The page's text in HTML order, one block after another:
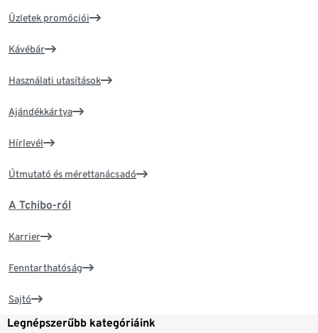
Üzletek promóciói
Kávébár
Használati utasítások
Ajándékkártya
Hírlevél
Útmutató és mérettanácsadó
A Tchibo-ról
Karrier
Fenntarthatóság
Sajtó
Legnépszerűbb kategóriáink